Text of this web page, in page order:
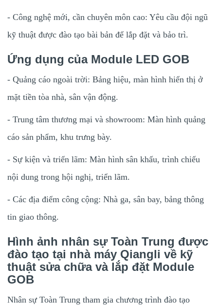
- Công nghệ mới, cần chuyên môn cao: Yêu cầu đội ngũ
kỹ thuật được đào tạo bài bản để lắp đặt và bảo trì.
Ứng dụng của Module LED GOB
- Quảng cáo ngoài trời: Bảng hiệu, màn hình hiển thị ở
mặt tiền tòa nhà, sân vận động.
- Trung tâm thương mại và showroom: Màn hình quảng
cáo sản phẩm, khu trưng bày.
- Sự kiện và triển lãm: Màn hình sân khấu, trình chiếu
nội dung trong hội nghị, triển lãm.
- Các địa điểm công cộng: Nhà ga, sân bay, bảng thông
tin giao thông.
Hình ảnh nhân sự Toàn Trung được
đào tạo tại nhà máy Qiangli về kỹ
thuật sửa chữa và lắp đặt Module
GOB
Nhân sự Toàn Trung tham gia chương trình đào tạo